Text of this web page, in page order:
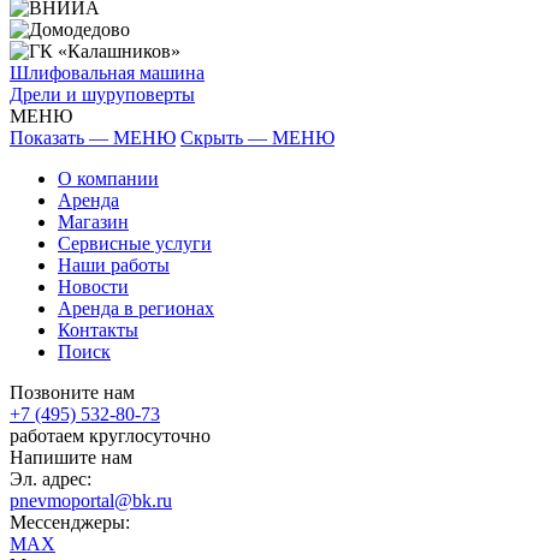
Шлифовальная машина
Дрели и шуруповерты
МЕНЮ
Показать — МЕНЮ Скрыть — МЕНЮ
О компании
Аренда
Магазин
Сервисные услуги
Наши работы
Новости
Аренда в регионах
Контакты
Поиск
Позвоните нам
+7 (495) 532-80-73
работаем круглосуточно
Напишите нам
Эл. адрес:
pnevmoportal@bk.ru
Мессенджеры:
MAX